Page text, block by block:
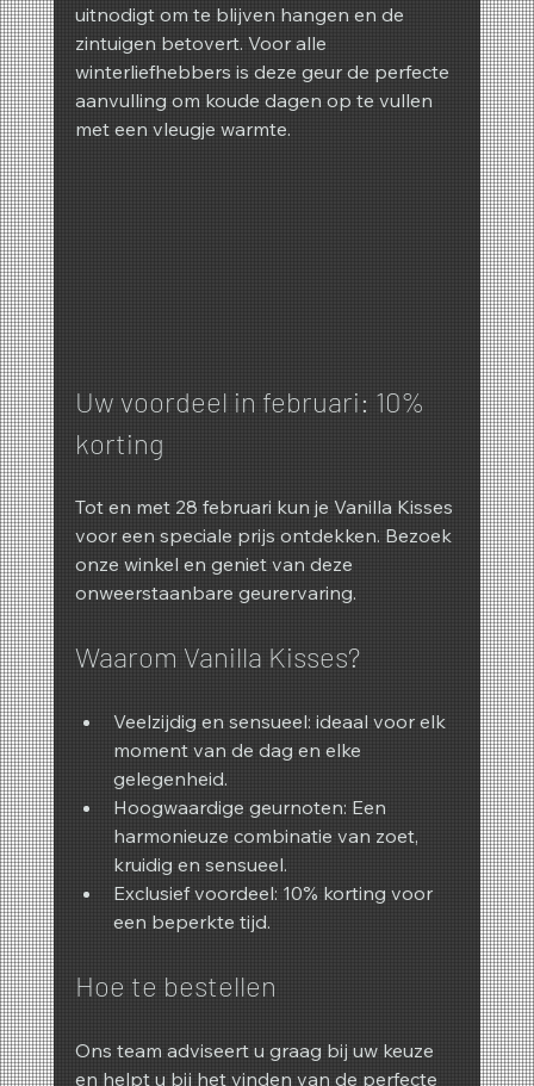
uitnodigt om te blijven hangen en de
zintuigen betovert. Voor alle
winterliefhebbers is deze geur de perfecte
aanvulling om koude dagen op te vullen
met een vleugje warmte.
Uw voordeel in februari: 10%
korting
Tot en met 28 februari kun je Vanilla Kisses
voor een speciale prijs ontdekken. Bezoek
onze winkel en geniet van deze
onweerstaanbare geurervaring.
Waarom Vanilla Kisses?
Veelzijdig en sensueel: ideaal voor elk
moment van de dag en elke
gelegenheid.
Hoogwaardige geurnoten: Een
harmonieuze combinatie van zoet,
kruidig ​​en sensueel.
Exclusief voordeel: 10% korting voor
een beperkte tijd.
Hoe te bestellen
Ons team adviseert u graag bij uw keuze
en helpt u bij het vinden van de perfecte